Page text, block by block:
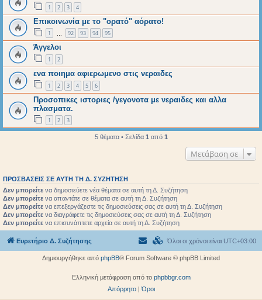
1 2 3 4
Επικοινωνία με το "ορατό" αόρατο!
1 92 93 94 95
Άγγελοι
1 2
ενα ποιημα αφιερωμενο στις νεραιδες
1 2 3 4 5 6
Προσοπικες ιστοριες /γεγονοτα με νεραιδες και αλλα
πλασματα.
1 2 3
5 θέματα • Σελίδα 1 από 1
Μετάβαση σε
ΠΡΟΣΒΆΣΕΙΣ ΣΕ ΑΥΤΉ ΤΗ Δ. ΣΥΖΉΤΗΣΗ
Δεν μπορείτε να δημοσιεύετε νέα θέματα σε αυτή τη Δ. Συζήτηση
Δεν μπορείτε να απαντάτε σε θέματα σε αυτή τη Δ. Συζήτηση
Δεν μπορείτε να επεξεργάζεστε τις δημοσιεύσεις σας σε αυτή τη Δ. Συζήτηση
Δεν μπορείτε να διαγράφετε τις δημοσιεύσεις σας σε αυτή τη Δ. Συζήτηση
Δεν μπορείτε να επισυνάπτετε αρχεία σε αυτή τη Δ. Συζήτηση
Ευρετήριο Δ. Συζήτησης Όλοι οι χρόνοι είναι UTC+03:00
Δημιουργήθηκε από phpBB® Forum Software © phpBB Limited
Ελληνική μετάφραση από το phpbbgr.com
Απόρρητο|Όροι